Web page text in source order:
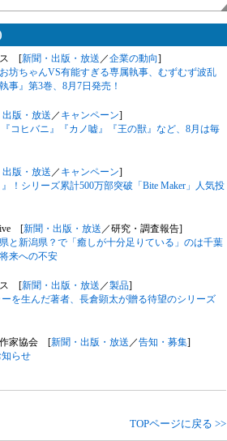
ス [新聞・出版・放送 ／企業の動向]
坊ちゃんVS有能すぎる専属執事、むずむず波乱
事』第3巻、8月7日発売！
版・放送 ／ キャンペーン]
コヒバニ』『カノ嘘』『王の獣』など、8月は毎
版・放送 ／ キャンペーン]
！シリーズ累計500万部突破「Bite Maker」人気投
[新聞・出版・放送 ／研究・調査報告]
と新潟県？で「癒しが十分足りている」のは千葉
来への不安
ス [新聞・出版・放送 ／製品]
を生んだ著者、長倉顕太が贈る待望のシリーズ
作家協会 [新聞・出版・放送 ／告知・募集]
らせ
TOPページに戻る >>